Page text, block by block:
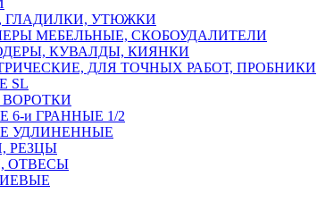
ГЛАДИЛКИ, УТЮЖКИ
МЕБЕЛЬНЫЕ, СКОБОУДАЛИТЕЛИ
КУВАЛДЫ, КИЯНКИ
ДЛЯ ТОЧНЫХ РАБОТ, ПРОБНИКИ
SL
и ГРАННЫЕ 1/2
УДЛИНЕННЫЕ
РЕЗЦЫ
ОТВЕСЫ